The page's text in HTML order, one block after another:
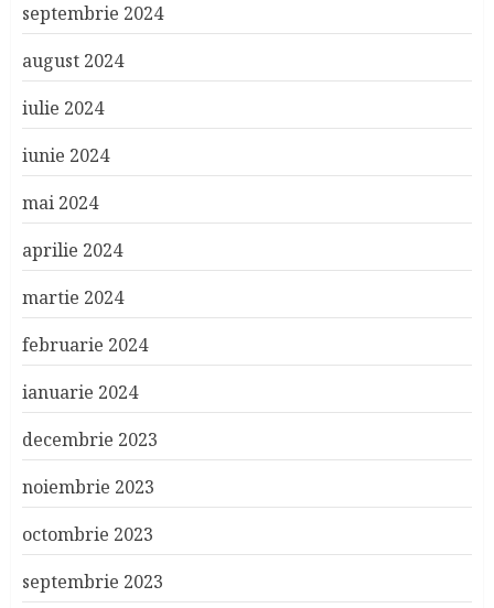
septembrie 2024
august 2024
iulie 2024
iunie 2024
mai 2024
aprilie 2024
martie 2024
februarie 2024
ianuarie 2024
decembrie 2023
noiembrie 2023
octombrie 2023
septembrie 2023